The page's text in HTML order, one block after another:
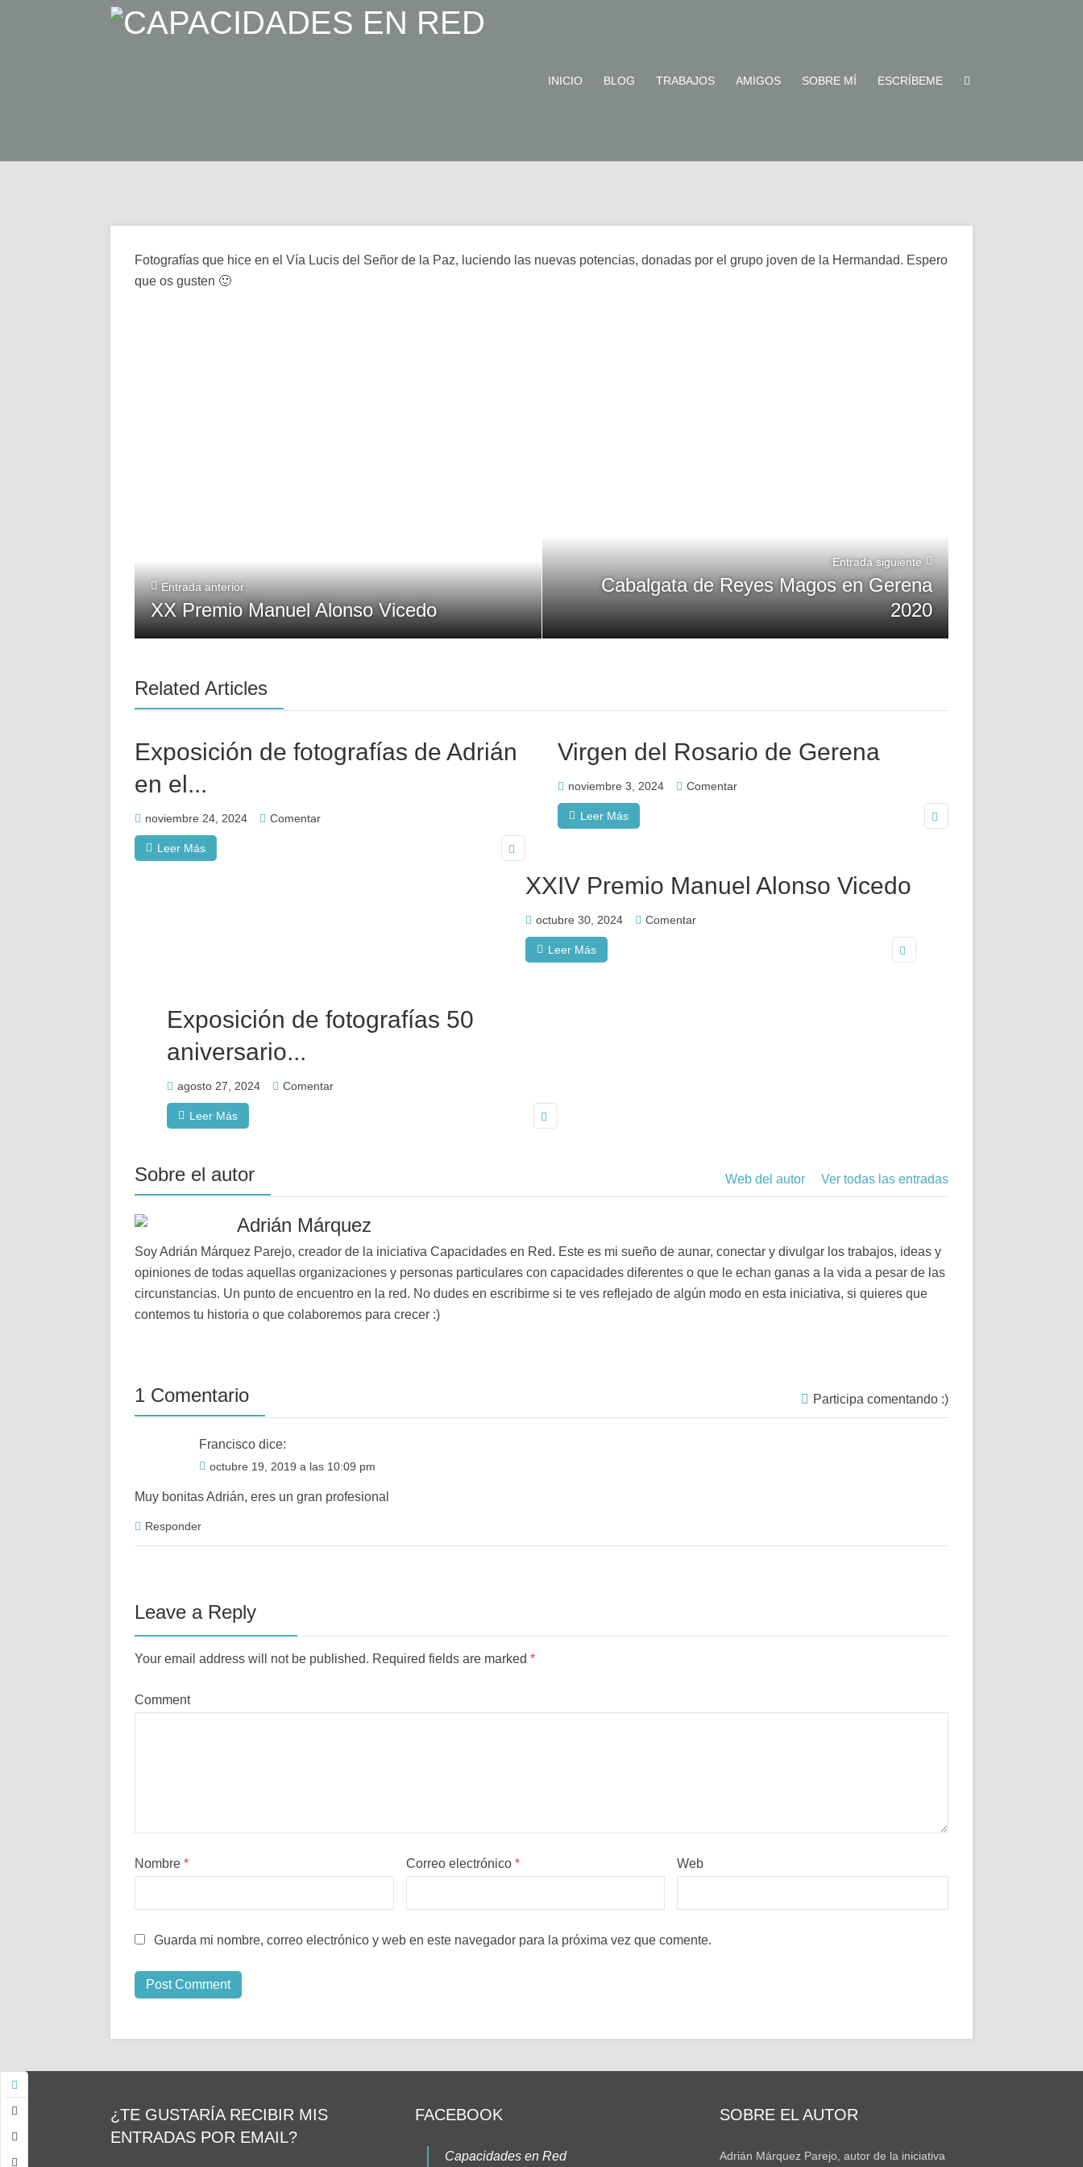
INICIO BLOG TRABAJOS AMIGOS SOBRE MÍ ESCRÍBEME
Fotografías que hice en el Vía Lucis del Señor de la Paz, luciendo las nuevas potencias, donadas por el grupo joven de la Hermandad. Espero
que os gusten 🙂
Entrada anterior
XX Premio Manuel Alonso Vicedo
Entrada siguiente
Cabalgata de Reyes Magos en Gerena
2020
Related Articles
Exposición de fotografías de Adrián
en el...
noviembre 24, 2024 Comentar
Leer Más
Virgen del Rosario de Gerena
noviembre 3, 2024 Comentar
Leer Más
XXIV Premio Manuel Alonso Vicedo
octubre 30, 2024 Comentar
Leer Más
Exposición de fotografías 50
aniversario...
agosto 27, 2024 Comentar
Leer Más
Sobre el autor Ver todas las entradas
Web del autor
Adrián Márquez
Soy Adrián Márquez Parejo, creador de la iniciativa Capacidades en Red. Este es mi sueño de aunar, conectar y divulgar los trabajos, ideas y
opiniones de todas aquellas organizaciones y personas particulares con capacidades diferentes o que le echan ganas a la vida a pesar de las
circunstancias. Un punto de encuentro en la red. No dudes en escribirme si te ves reflejado de algún modo en esta iniciativa, si quieres que
contemos tu historia o que colaboremos para crecer :)
1 Comentario Participa comentando :)
Francisco dice:
octubre 19, 2019 a las 10:09 pm
Muy bonitas Adrián, eres un gran profesional
Responder
Leave a Reply
Your email address will not be published. Required fields are marked *
Comment
Nombre * Correo electrónico * Web
Guarda mi nombre, correo electrónico y web en este navegador para la próxima vez que comente.
¿TE GUSTARÍA RECIBIR MIS
ENTRADAS POR EMAIL?
FACEBOOK
Capacidades en Red
SOBRE EL AUTOR
Adrián Márquez Parejo, autor de la iniciativa